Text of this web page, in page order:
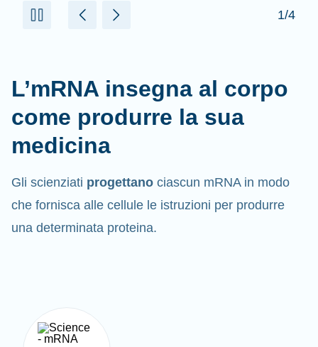
2/4
L’mRNA insegna al corpo
come produrre la sua
medicina
Gli scienziati progettano ciascun mRNA in modo
che fornisca alle cellule le istruzioni per produrre
una determinata proteina.